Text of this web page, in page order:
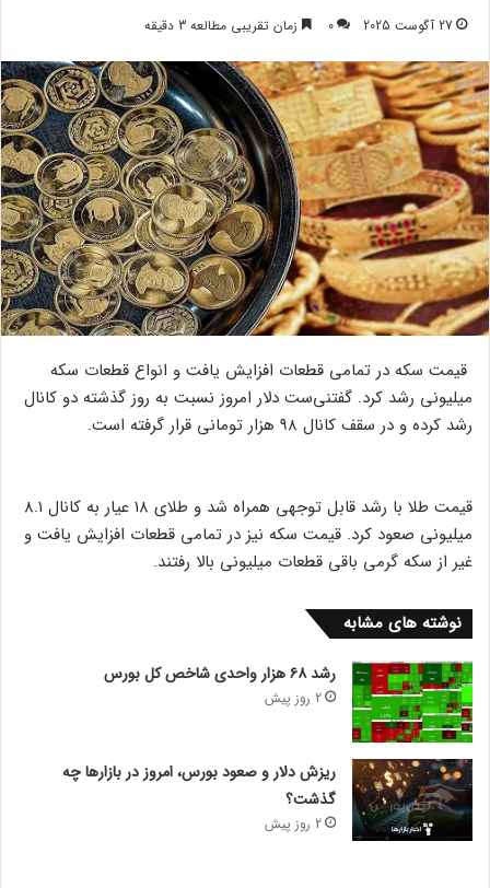
27 آگوست 2025 0 زمان تقریبی مطالعه 3 دقیقه
قیمت سکه در تمامی قطعات افزایش یافت و انواع قطعات سکه
میلیونی رشد کرد. گفتنی‌ست دلار امروز نسبت به روز گذشته دو کانال
رشد کرده و در سقف کانال ۹۸ هزار تومانی قرار گرفته است.
قیمت طلا با رشد قابل توجهی همراه شد و طلای ۱۸ عیار به کانال ۸.۱
میلیونی صعود کرد. قیمت سکه نیز در تمامی قطعات افزایش یافت و
غیر از سکه گرمی باقی قطعات میلیونی بالا رفتند.
نوشته های مشابه
رشد ۶۸ هزار واحدی شاخص کل بورس
2 روز پیش
ریزش دلار و صعود بورس، امروز در بازارها چه
گذشت؟
2 روز پیش